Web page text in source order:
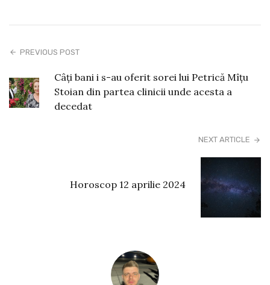
PREVIOUS POST
Câți bani i s-au oferit sorei lui Petrică Mîțu
Stoian din partea clinicii unde acesta a
decedat
NEXT ARTICLE
Horoscop 12 aprilie 2024